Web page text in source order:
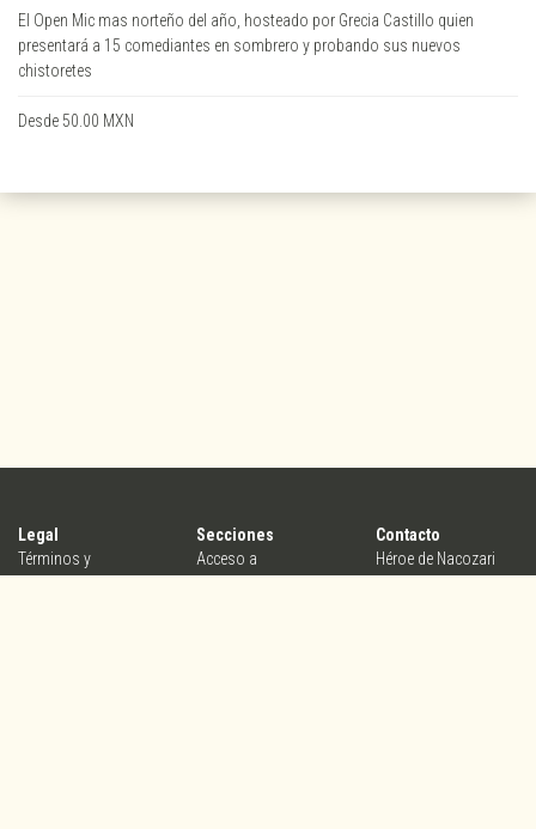
El Open Mic mas norteño del año, hosteado por Grecia Castillo quien
presentará a 15 comediantes en sombrero y probando sus nuevos
chistoretes
Desde 50.00 MXN
Legal
Términos y
Secciones
Acceso a
Contacto
Héroe de Nacozari